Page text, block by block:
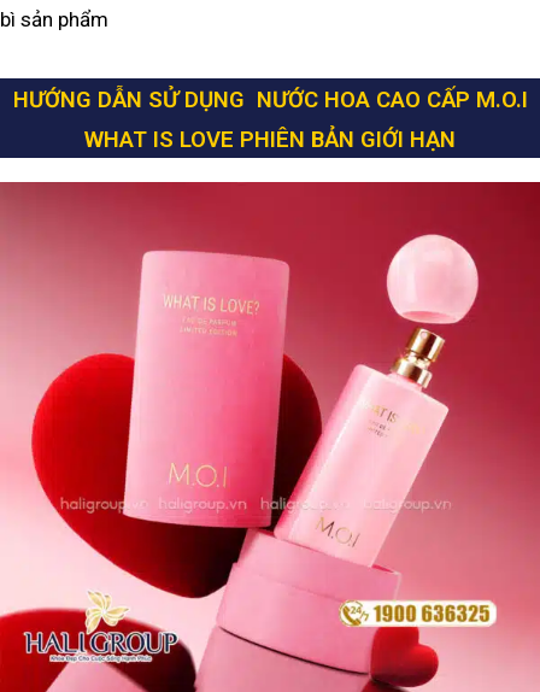
bì sản phẩm
HƯỚNG DẪN SỬ DỤNG NƯỚC HOA CAO CẤP M.O.I
WHAT IS LOVE PHIÊN BẢN GIỚI HẠN